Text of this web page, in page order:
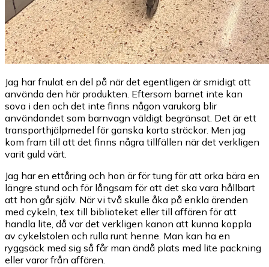
Jag har fnulat en del på när det egentligen är smidigt att
använda den här produkten. Eftersom barnet inte kan
sova i den och det inte finns någon varukorg blir
användandet som barnvagn väldigt begränsat. Det är ett
transporthjälpmedel för ganska korta sträckor. Men jag
kom fram till att det finns några tillfällen när det verkligen
varit guld värt.
Jag har en ettåring och hon är för tung för att orka bära en
längre stund och för långsam för att det ska vara hållbart
att hon går själv. När vi två skulle åka på enkla ärenden
med cykeln, tex till biblioteket eller till affären för att
handla lite, då var det verkligen kanon att kunna koppla
av cykelstolen och rulla runt henne. Man kan ha en
ryggsäck med sig så får man ändå plats med lite packning
eller varor från affären.